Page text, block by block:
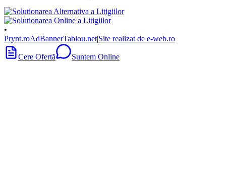
•
Prynt.roAdBannerTablou.net|Site realizat de e-web.ro
Cere Ofertă Suntem Online